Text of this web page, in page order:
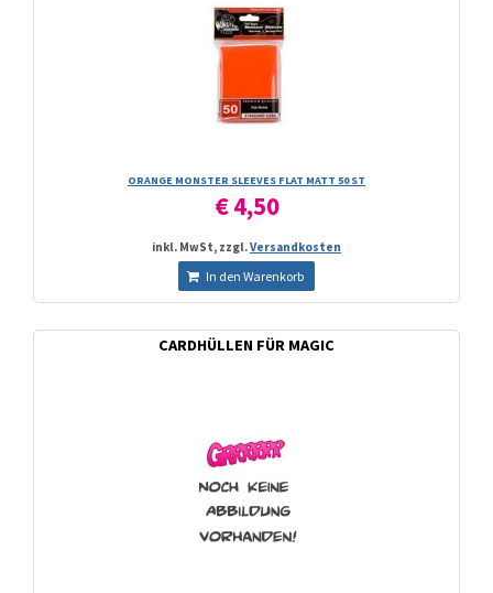
ORANGE MONSTER SLEEVES FLAT MATT 50 ST
€ 4,50
inkl. MwSt, zzgl.Versandkosten
In den Warenkorb
CARDHÜLLEN FÜR MAGIC